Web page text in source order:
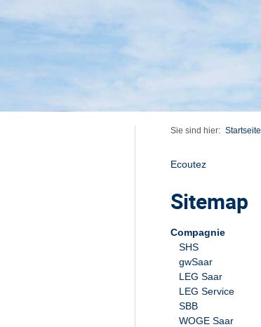
Sie sind hier: Startseite
Ecoutez
Sitemap
Compagnie
SHS
gwSaar
LEG Saar
LEG Service
SBB
WOGE Saar